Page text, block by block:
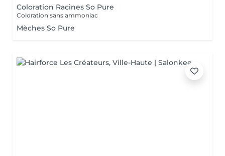
Coloration Racines So Pure
Coloration sans ammoniac
Mèches So Pure